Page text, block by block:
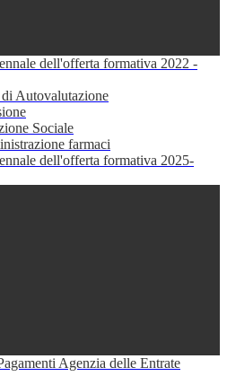
dell'offerta formativa 2022 -
Autovalutazione
Sociale
farmaci
dell'offerta formativa 2025-
Agenzia delle Entrate